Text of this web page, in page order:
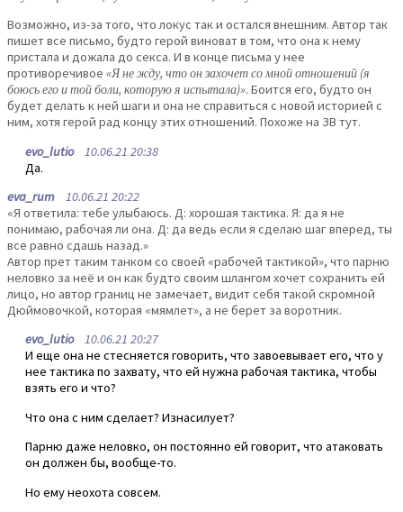
Возможно, из-за того, что локус так и остался внешним. Автор так
пишет все письмо, будто герой виноват в том, что она к нему
пристала и дожала до секса. И в конце письма у нее
противоречивое «Я не жду, что он захочет со мной отношений (я
боюсь его и той боли, которую я испытала)». Боится его, будто он
будет делать к ней шаги и она не справиться с новой историей с
ним, хотя герой рад концу этих отношений. Похоже на ЗВ тут.
evo_lutio10.06.21 20:38
Да.
eva_rum 10.06.21 20:22
«Я ответила: тебе улыбаюсь. Д: хорошая тактика. Я: да я не
понимаю, рабочая ли она. Д: да ведь если я сделаю шаг вперед, ты
все равно сдашь назад.»
Автор прет таким танком со своей «рабочей тактикой», что парню
неловко за неё и он как будто своим шлангом хочет сохранить ей
лицо, но автор границ не замечает, видит себя такой скромной
Дюймовочкой, которая «мямлет», а не берет за воротник.
evo_lutio10.06.21 20:27
И еще она не стесняется говорить, что завоевывает его, что у
нее тактика по захвату, что ей нужна рабочая тактика, чтобы
взять его и что?
Что она с ним сделает? Изнасилует?
Парню даже неловко, он постоянно ей говорит, что атаковать
он должен бы, вообще-то.
Но ему неохота совсем.